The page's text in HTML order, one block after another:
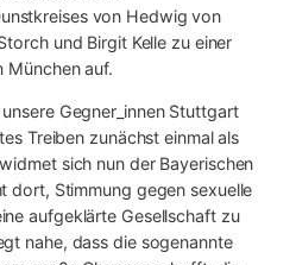
von Hedwig von
und Birgit Kelle zu einer
München auf.
Gegner_innen Stuttgart
Treiben zunächst einmal als
sich nun der Bayerischen
dort, Stimmung gegen sexuelle
aufgeklärte Gesellschaft zu
nahe, dass die sogenannte